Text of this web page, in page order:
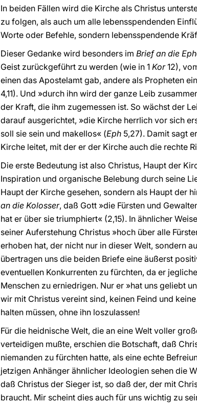
In beiden Fällen wird die Kirche als Christus
zu folgen, als auch um alle lebensspendenden
Worte oder Befehle, sondern lebensspendende
Dieser Gedanke wird besonders im Brief an die
Geist zurückgeführt zu werden (wie in 1 Kor12),
einen das Apostelamt gab, andere als Propheten
4,11). Und »durch ihn wird der ganze Leib
der Kraft, die ihm zugemessen ist. So wächst der
darauf ausgerichtet, »die Kirche herrlich vor sich
soll sie sein und makellos« (Eph 5,27). Damit sagt
Kirche leitet, mit der er der Kirche auch die rechte
Die erste Bedeutung ist also Christus, Haupt der
Inspiration und organische Belebung durch seine
Haupt der Kirche gesehen, sondern als Haupt der
an die Kolosser, daß Gott »die Fürsten und
hat er über sie triumphiert« (2,15). In ähnlicher
seiner Auferstehung Christus »hoch über alle
erhoben hat, der nicht nur in dieser Welt, sondern
übertragen uns die beiden Briefe eine äußerst
eventuellen Konkurrenten zu fürchten, da er
Menschen zu erniedrigen. Nur er »hat uns geliebt
wir mit Christus vereint sind, keinen Feind und
halten müssen, ohne ihn loszulassen!
Für die heidnische Welt, die an eine Welt voller
verteidigen mußte, erschien die Botschaft, daß
niemanden zu fürchten hatte, als eine echte
jetzigen Anhänger ähnlicher Ideologien sehen die
daß Christus der Sieger ist, so daß der, der mit
braucht. Mir scheint dies auch für uns wichtig zu